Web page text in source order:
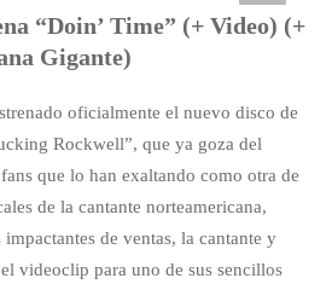
“Doin’ Time” (+ Video) (+
Gigante)
oficialmente el nuevo disco de
Rockwell”, que ya goza del
que lo han exaltando como otra de
de la cantante norteamericana,
de ventas, la cantante y
videoclip para uno de sus sencillos